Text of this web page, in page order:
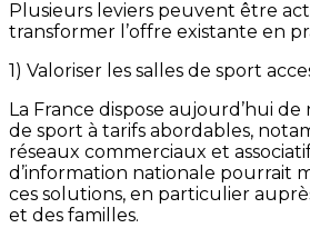
Plusieurs leviers peuvent être
transformer l’offre existante en
1) Valoriser les salles de sport
La France dispose aujourd’hui
de sport à tarifs abordables,
réseaux commerciaux et
d’information nationale pourrait
ces solutions, en particulier
et des familles.